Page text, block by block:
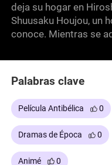
deja su hogar en
Shuusaku Houjou, un
conoce. Mientras se
la rutina en lucha por
donde la paz cede al
la fuerza para proteger
Palabras clave
Película Antibélica 0
Dramas de Época 0
Animé 0